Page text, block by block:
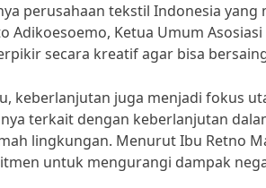
perusahaan tekstil Indonesia
Adikoesoemo, Ketua Umum
secara kreatif agar bisa
keberlanjutan juga menjadi fokus
terkait dengan keberlanjutan
lingkungan. Menurut Ibu Retno
untuk mengurangi dampak